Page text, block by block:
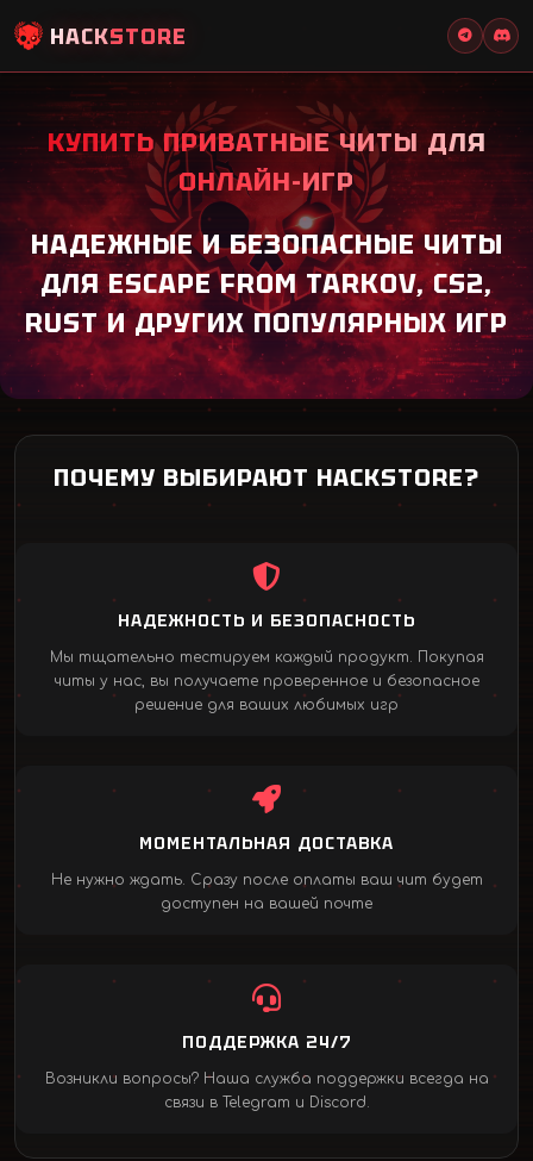
HACKSTORE
КУПИТЬ ПРИВАТНЫЕ ЧИТЫ ДЛЯ
ОНЛАЙН-ИГР
НАДЕЖНЫЕ И БЕЗОПАСНЫЕ ЧИТЫ
ДЛЯ ESCAPE FROM TARKOV, CS2,
RUST И ДРУГИХ ПОПУЛЯРНЫХ ИГР
ПОЧЕМУ ВЫБИРАЮТ HACKSTORE?
НАДЕЖНОСТЬ И БЕЗОПАСНОСТЬ
Мы тщательно тестируем каждый продукт. Покупая
читы у нас, вы получаете проверенное и безопасное
решение для ваших любимых игр
МОМЕНТАЛЬНАЯ ДОСТАВКА
Не нужно ждать. Сразу после оплаты ваш чит будет
доступен на вашей почте
ПОДДЕРЖКА 24/7
Возникли вопросы? Наша служба поддержки всегда на
связи в Telegram и Discord.